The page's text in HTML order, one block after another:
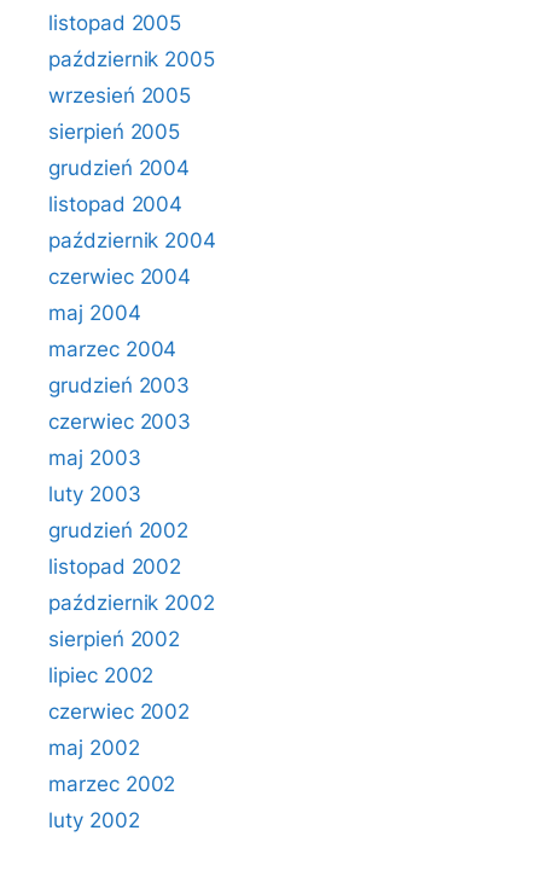
listopad 2005
październik 2005
wrzesień 2005
sierpień 2005
grudzień 2004
listopad 2004
październik 2004
czerwiec 2004
maj 2004
marzec 2004
grudzień 2003
czerwiec 2003
maj 2003
luty 2003
grudzień 2002
listopad 2002
październik 2002
sierpień 2002
lipiec 2002
czerwiec 2002
maj 2002
marzec 2002
luty 2002